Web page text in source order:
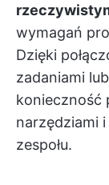
wymagań
Dzięki
zadaniami
konieczność
narzędziami
zespołu.